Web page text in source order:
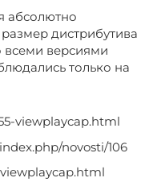
абсолютно
дистрибутива
всеми версиями
только на
viewplaycap.html
novosti/106